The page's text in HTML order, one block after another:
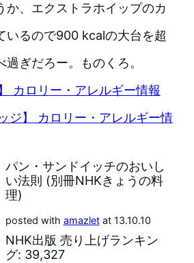
か、エクストラホイップのカ
いるので900 kcalの大台を超
過ぎだろー。ものくろ。
カロリー・アレルギー情報
ジ】 カロリー・アレルギー情
パン・サンドイッチのおいし
い法則 (別冊NHKきょうの料
理)
posted with amazletat 13.10.10
NHK出版 売り上げランキン
グ: 39,327